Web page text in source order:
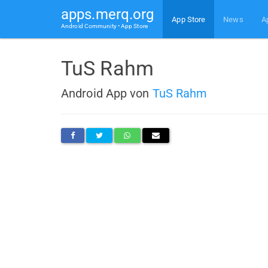
apps.merq.org
Android Community • App Store
App Store News
TuS Rahm
Android App von TuS Rahm